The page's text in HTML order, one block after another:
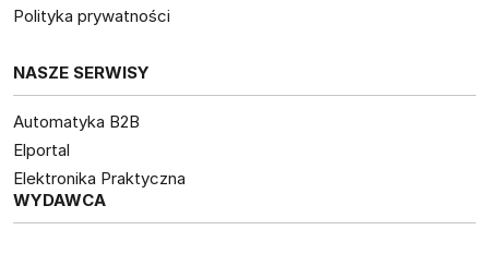
Polityka prywatności
NASZE SERWISY
Automatyka B2B
Elportal
Elektronika Praktyczna
WYDAWCA